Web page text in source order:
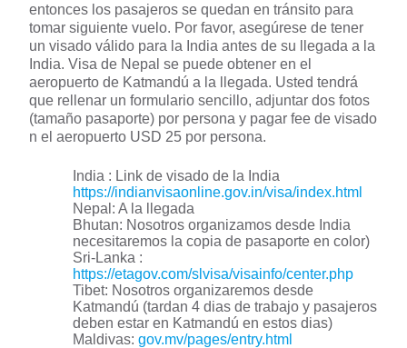
entonces los pasajeros se quedan en tránsito para
tomar siguiente vuelo. Por favor, asegúrese de tener
un visado válido para la India antes de su llegada a la
India. Visa de Nepal se puede obtener en el
aeropuerto de Katmandú a la llegada. Usted tendrá
que rellenar un formulario sencillo, adjuntar dos fotos
(tamaño pasaporte) por persona y pagar fee de visado
n el aeropuerto USD 25 por persona.
India : Link de visado de la India
https://indianvisaonline.gov.in/visa/index.html
Nepal: A la llegada
Bhutan: Nosotros organizamos desde India
necesitaremos la copia de pasaporte en color)
Sri-Lanka :
https://etagov.com/slvisa/visainfo/center.php
Tibet: Nosotros organizaremos desde
Katmandú (tardan 4 dias de trabajo y pasajeros
deben estar en Katmandú en estos dias)
Maldivas:gov.mv/pages/entry.html